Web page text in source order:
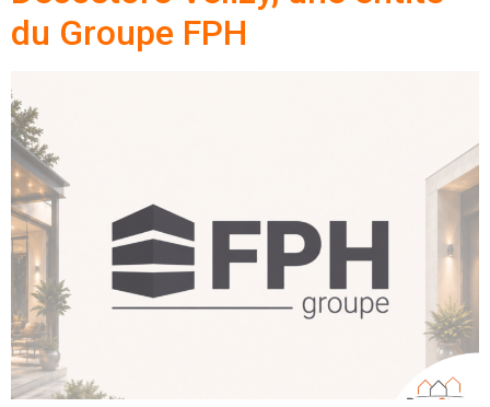
du Groupe FPH